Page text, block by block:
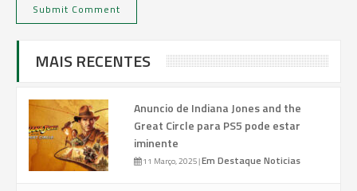
MAIS RECENTES
Anuncio de Indiana Jones and the
Great Circle para PS5 pode estar
iminente
11 Março, 2025|Em Destaque Noticias